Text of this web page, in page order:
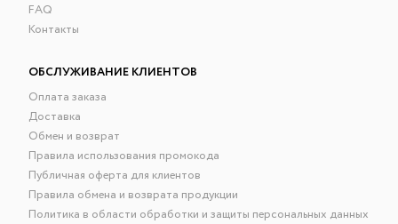
FAQ
Контакты
ОБСЛУЖИВАНИЕ КЛИЕНТОВ
Оплата заказа
Доставка
Обмен и возврат
Правила использования промокода
Публичная оферта для клиентов
Правила обмена и возврата продукции
Политика в области обработки и защиты персональных данных